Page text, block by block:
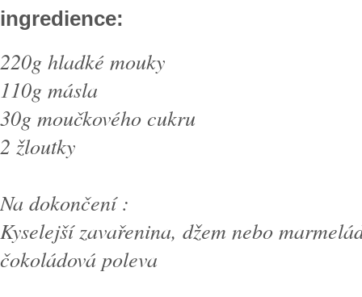
ingredience:
220g hladké mouky
110g másla
30g moučkového cukru
2 žloutky
Na dokončení :
Kyselejší zavařenina, džem nebo
čokoládová poleva